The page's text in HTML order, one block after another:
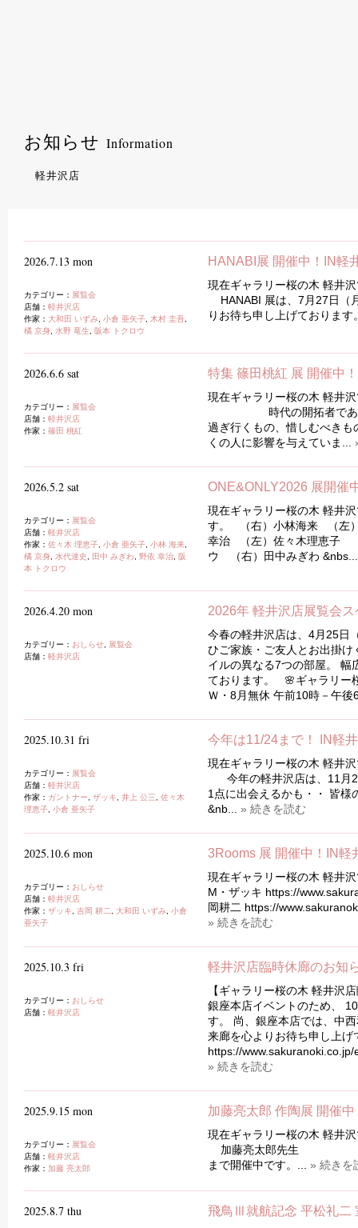
お知らせ Information
軽井沢店
2026.7.13 mon
カテゴリー： 展覧会
店舗： 軽井沢店
作家： 大和田 いずみ 小倉 亜矢子 木村 圭吾
橘 京身
水野 竜生 阪本 トクロウ
HANABI展 開催中！IN軽
現在ギャラリー桜の木 軽
HANABI 展は、7月27日（
りお待ち申し上げておりま
2026.6.6 sat
カテゴリー： 展覧会
店舗： 軽井沢店
作家： 篠田 桃紅
特集 篠田桃紅 展 開催中
現在ギャラリー桜の木 軽井
時代の開拓者であり続
過ぎ行くもの、惜しむべき
くの人に影響を与えていま...
2026.5.2 sat
カテゴリー： 展覧会
店舗： 軽井沢店
作家： 佐々木 理恵子 小倉 亜矢子 小林 海来
橘 京身
水代達史 田中 みぎわ 野依 幸治
阪
本 トクロウ
ONE&ONLY2026 展開催
現在ギャラリー桜の木 軽井
す。 （右）小林海来 （左
幸治 （左）佐々木理恵子
ウ （右）田中みぎわ &nbs...
2026.4.20 mon
カテゴリー： おしらせ
展覧会
店舗： 軽井沢店
2026年 軽井沢店展覧会
今春の軽井沢店は、4月25日
ひご家族・ご友人とお出掛
イルの異なる7つの部屋。 幅
ております。 🌸ギャラリ
Ｗ・8月無休 午前10時－午後
2025.10.31 fri
カテゴリー： 展覧会
店舗： 軽井沢店
作家： ガントナー ザッキ 井上 公三
佐々木
理恵子 小倉 亜矢子
今年は11/24まで！ IN軽
現在ギャラリー桜の木 軽
今年の軽井沢店は、11月
1点に出会えるかも・・ 皆様
&nb... » 続きを読む
2025.10.6 mon
カテゴリー： おしらせ
店舗： 軽井沢店
作家： ザッキ 吉岡 耕二 大和田 いずみ 小倉
亜矢子
3Rooms 展 開催中！IN軽
現在ギャラリー桜の木 軽井
M・ザッキ https://
岡耕二 https://
» 続きを読む
2025.10.3 fri
カテゴリー： おしらせ
店舗： 軽井沢店
軽井沢店臨時休廊のお知
【ギャラリー桜の木 軽井沢
銀座本店イベントのため、
す。 尚、銀座本店では、中
来廊を心よりお待ち申し上げ
https://
» 続きを読む
2025.9.15 mon
カテゴリー： 展覧会
店舗： 軽井沢店
作家： 加藤 亮太郎
加藤亮太郎 作陶展 開催
現在ギャラリー桜の木 軽井
加藤亮太郎先生 加
まで開催中です。... » 続きを
2025.8.7 thu 飛鳥Ⅲ就航記念 平松礼二